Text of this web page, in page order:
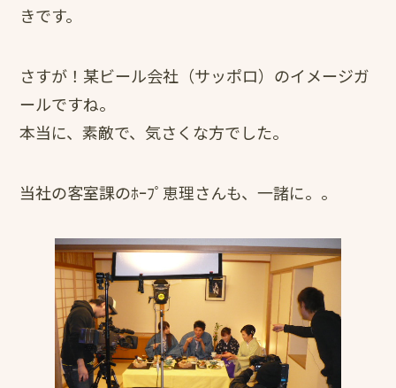
きです。
さすが！某ビール会社（サッポロ）のイメージガ
ールですね。
本当に、素敵で、気さくな方でした。
当社の客室課のﾎｰﾌﾟ恵理さんも、一諸に。。